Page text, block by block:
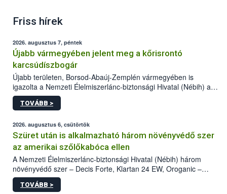
Friss hírek
2026. augusztus 7, péntek
Újabb vármegyében jelent meg a kőrisrontó
karcsúdíszbogár
Újabb területen, Borsod-Abaúj-Zemplén vármegyében is
igazolta a Nemzeti Élelmiszerlánc-biztonsági Hivatal (Nébih) a
kőrisrontó karcsúdíszbogár (Agrilus planipennis) jelenlétét. A
kártevőt nem csak színcsapdában találták meg, de már fertőzött
az intenzív felderítést, emellett az intézkedéseket a szlovák
hatósággal is összehangolják a terjedés megállítása érdekében.
TOVÁBB >
2026. augusztus 6, csütörtök
Szüret után is alkalmazható három növényvédő szer
az amerikai szőlőkabóca ellen
A Nemzeti Élelmiszerlánc-biztonsági Hivatal (Nébih) három
növényvédő szer – Decis Forte, Klartan 24 EW, Oroganic –
engedélyokiratát módosította, így azok a szüretet követően,
egészen a vesszőérettség (BBCH 91) stádiumáig
TOVÁBB >